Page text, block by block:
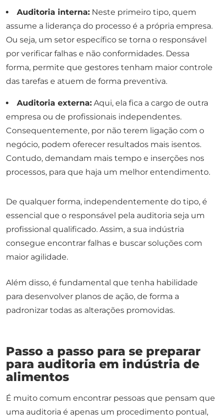
Auditoria interna: Neste primeiro tipo, quem
assume a liderança do processo é a própria empresa.
Ou seja, um setor específico se torna o responsável
por verificar falhas e não conformidades. Dessa
forma, permite que gestores tenham maior controle
das tarefas e atuem de forma preventiva.
Auditoria externa: Aqui, ela fica a cargo de outra
empresa ou de profissionais independentes.
Consequentemente, por não terem ligação com o
negócio, podem oferecer resultados mais isentos.
Contudo, demandam mais tempo e inserções nos
processos, para que haja um melhor entendimento.
De qualquer forma, independentemente do tipo, é
essencial que o responsável pela auditoria seja um
profissional qualificado. Assim, a sua indústria
consegue encontrar falhas e buscar soluções com
maior agilidade.
Além disso, é fundamental que tenha habilidade
para desenvolver planos de ação, de forma a
padronizar todas as alterações promovidas.
Passo a passo para se preparar
para auditoria em indústria de
alimentos
É muito comum encontrar pessoas que pensam que
uma auditoria é apenas um procedimento pontual,